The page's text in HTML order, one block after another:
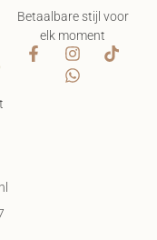
Betaalbare stijl voor
elk moment